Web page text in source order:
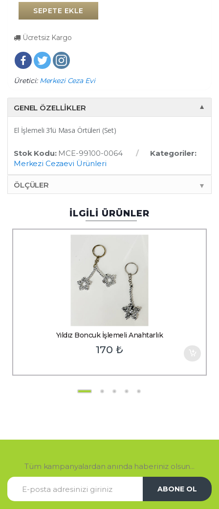
SEPETE EKLE
Ücretsiz Kargo
Üretici: Merkezi Ceza Evi
GENEL ÖZELLIKLER ▼
El İşlemeli 3’lü Masa Örtüleri (Set)
Stok Kodu: MCE-99100-0064
Kategoriler:
Merkezi Cezaevi Ürünleri
ÖLÇÜLER ▼
İLGİLİ ÜRÜNLER
Yıldız Boncuk İşlemeli Anahtarlık
170 ₺
Tüm kampanyalardan anında haberiniz olsun...
ABONE OL